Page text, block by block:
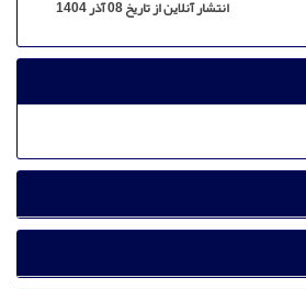
انتشار آنلاین از تاریخ 08 آذر 1404